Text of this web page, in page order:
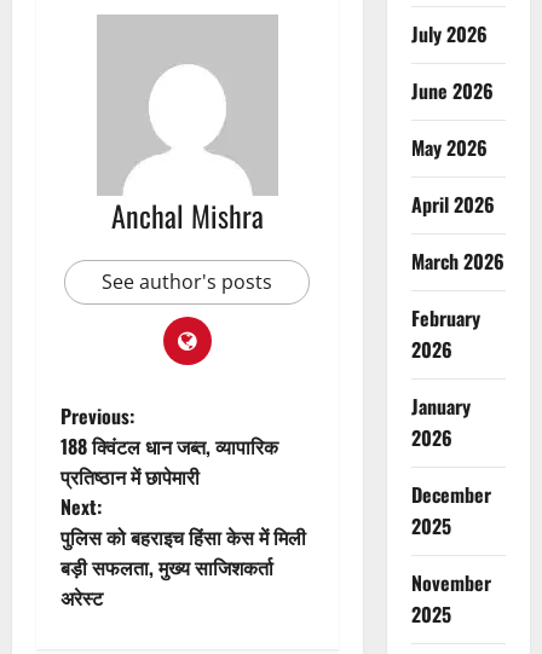
Anchal Mishra
See author's posts
P
o
s
t
Previous:
188 क्विंटल धान जब्त, व्यापारिक
प्रतिष्ठान में छापेमारी
Next:
पुलिस को बहराइच हिंसा केस में मिली
बड़ी सफलता, मुख्य साजिशकर्ता
अरेस्ट
July 2026
June 2026
May 2026
April 2026
March 2026
February
2026
January
2026
December
2025
November
2025